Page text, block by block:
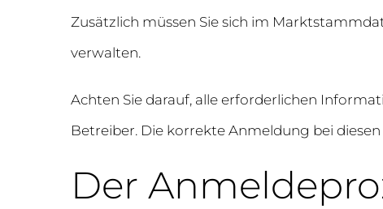
Zusätzlich müssen Sie sich im
verwalten.
Achten Sie darauf, alle erforderlichen
Betreiber. Die korrekte Anmeldung bei
Der